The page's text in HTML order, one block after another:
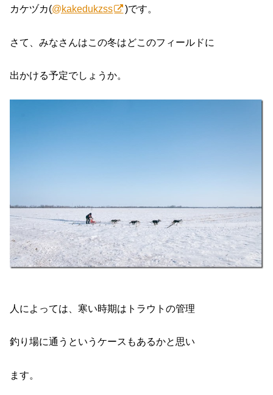
カケヅカ(@kakedukzss )です。
さて、みなさんはこの冬はどこのフィールドに
出かける予定でしょうか。
人によっては、寒い時期はトラウトの管理
釣り場に通うというケースもあるかと思い
ます。